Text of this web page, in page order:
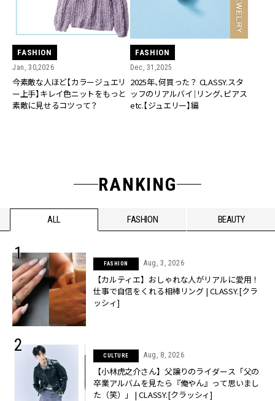
FASHION
Jan, 30,2026
今素敵な人ほど【カラージュエリ
ー上手】キレイ色ニットをもっと
素敵に見せるコツって？
FASHION
Dec, 31,2025
2025年、何買った？ CLASSY.スタ
ッフのリアルバイ｜リング、ピアス
etc.【ジュエリー】編
RANKING
ALL FASHION BEAUTY
FASHION Aug, 3, 2026
【カルティエ】おしゃれな人がリアルに愛用！
仕事で自信をくれる相棒リング | CLASSY.[クラ
ッシィ]
CULTURE Aug, 8, 2026
【小林虎之介さん】父譲りのライダース「父の
卒業アルバムを見たら『俺やん』って思いまし
た（笑）」 | CLASSY.[クラッシィ]